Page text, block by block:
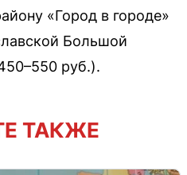
«Город в городе»
Большой
руб.).
ТАКЖЕ